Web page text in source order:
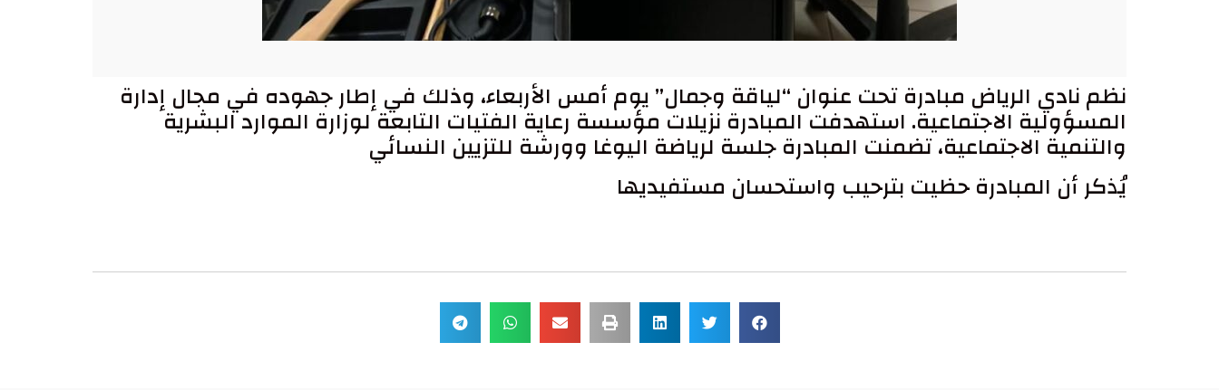
نظم نادي الرياض مبادرة تحت عنوان “لياقة وجمال” يوم أمس الأربعاء، وذلك في إطار جهوده في مجال إدارة
المسؤولية الاجتماعية. استهدفت المبادرة نزيلات مؤسسة رعاية الفتيات التابعة لوزارة الموارد البشرية
والتنمية الاجتماعية، تضمنت المبادرة جلسة لرياضة اليوغا وورشة للتزيين النسائي
يُذكر أن المبادرة حظيت بترحيب واستحسان مستفيديها